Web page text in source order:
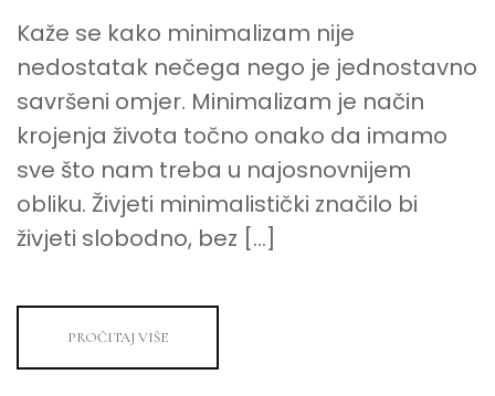
Kaže se kako minimalizam nije
nedostatak nečega nego je jednostavno
savršeni omjer. Minimalizam je način
krojenja života točno onako da imamo
sve što nam treba u najosnovnijem
obliku. Živjeti minimalistički značilo bi
živjeti slobodno, bez […]
PROČITAJ VIŠE